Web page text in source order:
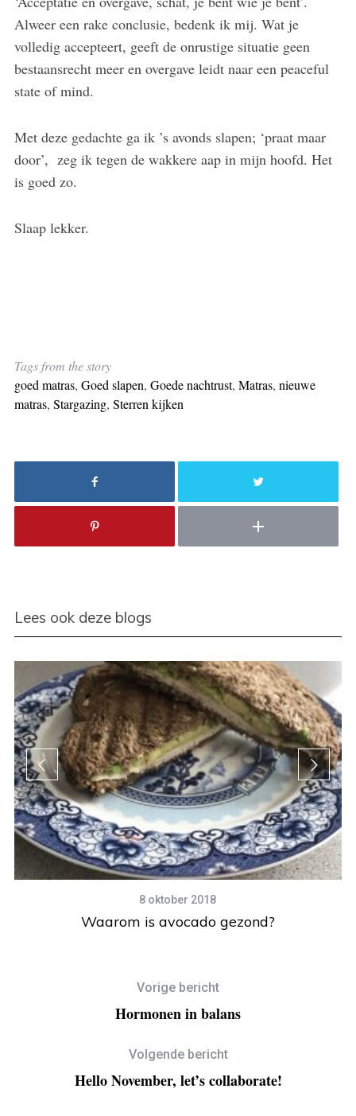
Alweer een rake conclusie, bedenk ik mij. Wat je
volledig accepteert, geeft de onrustige situatie geen
bestaansrecht meer en overgave leidt naar een peaceful
state of mind.
Met deze gedachte ga ik ’s avonds slapen; ‘praat maar
door’, zeg ik tegen de wakkere aap in mijn hoofd. Het
is goed zo.
Slaap lekker.
Tags from the story
goed matras, Goed slapen, Goede nachtrust, Matras, nieuwe
matras, Stargazing, Sterren kijken
Lees ook deze blogs
8 oktober 2018
Waarom is avocado gezond?
Vorige bericht
Hormonen in balans
Volgende bericht
Hello November, let’s collaborate!